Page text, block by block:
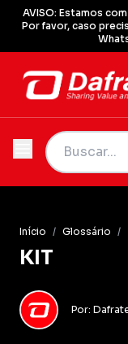
AVISO: Estamos
Por favor, caso
Início / Glossário /
KIT
Por: